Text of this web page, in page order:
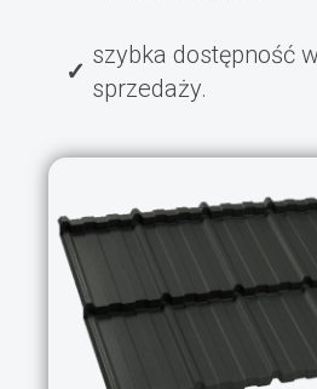
szybka dostępność
sprzedaży.